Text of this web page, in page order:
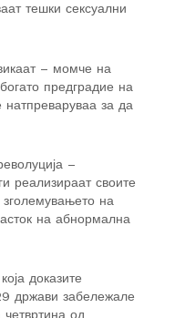
тешки сексуални
– момче на
предградие на
за да
–
реализираат своите
на
на абнормална
доказите
држави забележале
од